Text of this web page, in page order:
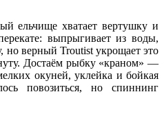
ельчище хватает вертушку и
выпрыгивает из воды,
но верный Troutist укрощает это
Достаём рыбку «краном» —
окуней, уклейка и бойкая
повозиться, но спиннинг